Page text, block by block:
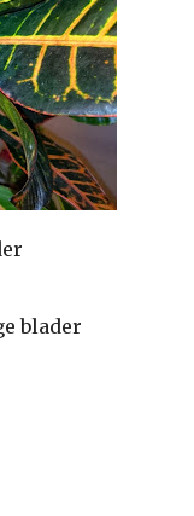
blader